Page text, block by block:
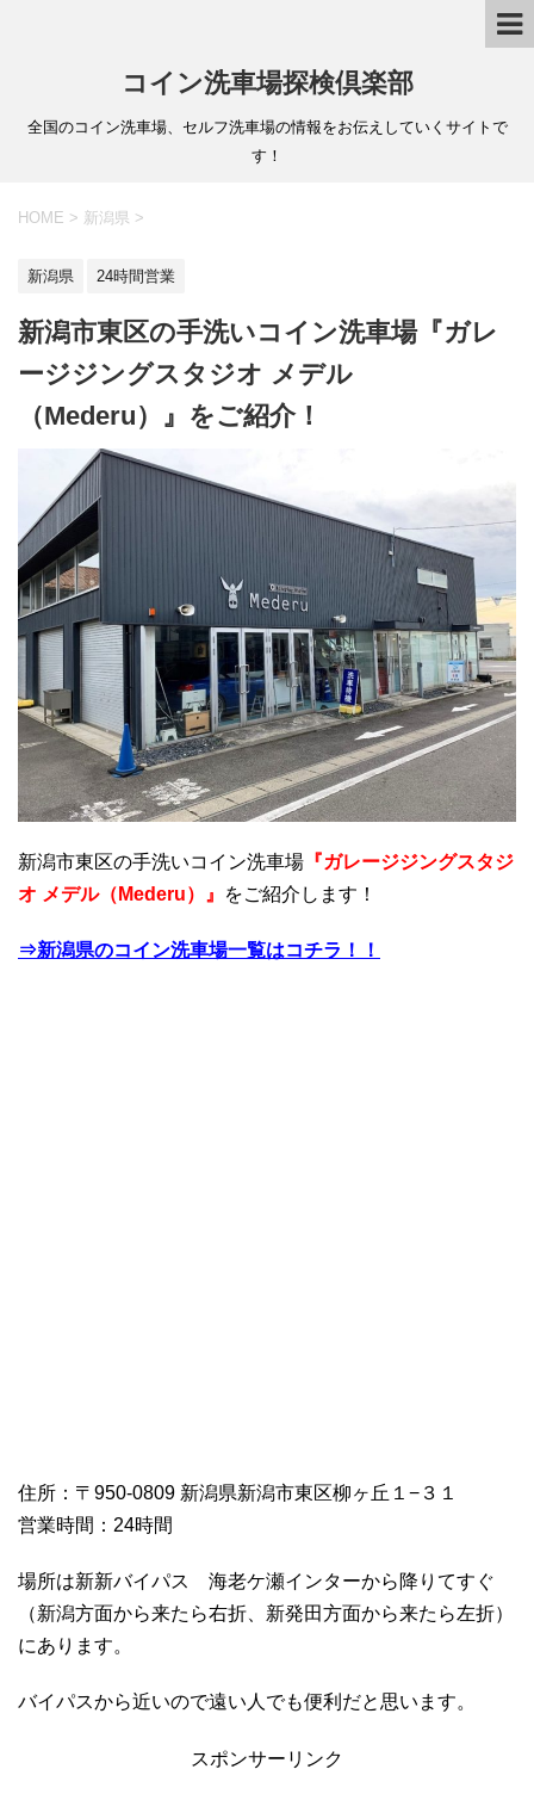
コイン洗車場探検倶楽部
全国のコイン洗車場、セルフ洗車場の情報をお伝えしていくサイトで
す！
HOME > 新潟県 >
新潟県 24時間営業
新潟市東区の手洗いコイン洗車場『ガレ
ージジングスタジオ メデル
（Mederu）』をご紹介！
新潟市東区の手洗いコイン洗車場 『ガレージジングスタジ
オ メデル（Mederu）』
をご紹介します！
⇒新潟県のコイン洗車場一覧はコチラ！！
住所：〒950-0809 新潟県新潟市東区柳ヶ丘１−３１
営業時間：24時間
場所は新新バイパス 海老ケ瀬インターから降りてすぐ
（新潟方面から来たら右折、新発田方面から来たら左折）
にあります。
バイパスから近いので遠い人でも便利だと思います。
スポンサーリンク